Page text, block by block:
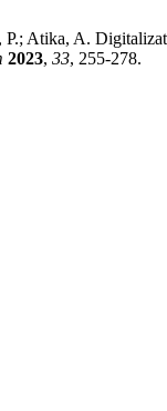
Atika, A.
2023, 33, 255-278.